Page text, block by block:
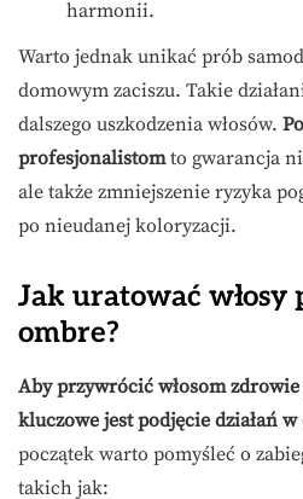
harmonii.
Warto jednak unikać prób
domowym zaciszu. Takie
dalszego uszkodzenia włosów.
profesjonalistomto gwarancja
ale także zmniejszenie ryzyka
po nieudanej koloryzacji.
Jak uratować włosy
ombre?
Aby przywrócić włosom
kluczowe jest podjęcie działań
początek warto pomyśleć o
takich jak: